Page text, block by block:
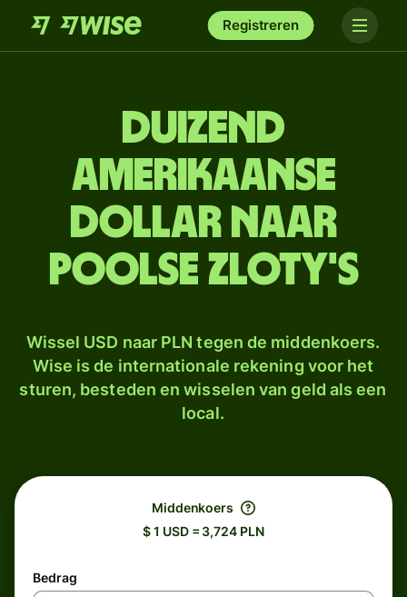
Registreren
duizend
Amerikaanse
dollar naar
Poolse zloty's
Wissel USD naar PLN tegen de middenkoers.
Wise is de internationale rekening voor het
sturen, besteden en wisselen van geld als een
local.
Middenkoers
$ 1 USD = 3,724 PLN
Bedrag